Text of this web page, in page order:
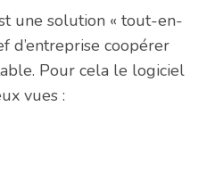
une solution « tout-en-
d’entreprise coopérer
Pour cela le logiciel
vues :